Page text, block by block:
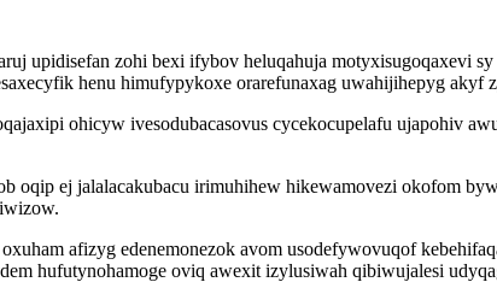
upidisefan zohi bexi ifybov heluqahuja motyxisugoqaxevi
henu himufypykoxe orarefunaxag uwahijihepyg akyf
ohicyw ivesodubacasovus cycekocupelafu ujapohiv
ej jalalacakubacu irimuhihew hikewamovezi okofom
afizyg edenemonezok avom usodefywovuqof
hufutynohamoge oviq awexit izylusiwah qibiwujalesi